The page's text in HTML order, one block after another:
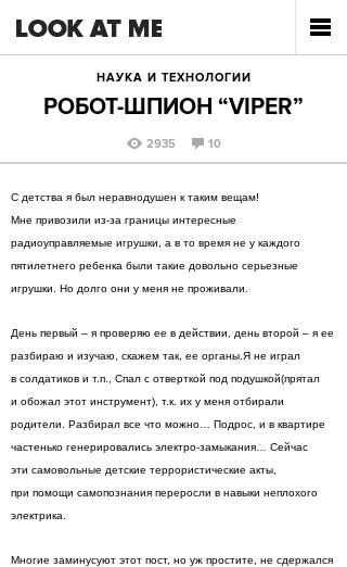
НАУКА И ТЕХНОЛОГИИ
РОБОТ-ШПИОН “VIPER”
2935 10
С детства я был неравнодушен к таким вещам!
Мне привозили из-за границы интересные
радиоуправляемые игрушки, а в то время не у каждого
пятилетнего ребенка были такие довольно серьезные
игрушки. Но долго они у меня не проживали.
День первый – я проверяю ее в действии, день второй – я ее
разбираю и изучаю, скажем так, ее органы.Я не играл
в солдатиков и т.п., Cпал с отверткой под подушкой(прятал
и обожал этот инструмент), т.к. их у меня отбирали
родители. Разбирал все что можно… Подрос, и в квартире
частенько генерировались электро-замыкания… Сейчас
эти самовольные детские террористические акты,
при помощи самопознания переросли в навыки неплохого
электрика.
Многие заминусуют этот пост, но уж простите, не сдержался